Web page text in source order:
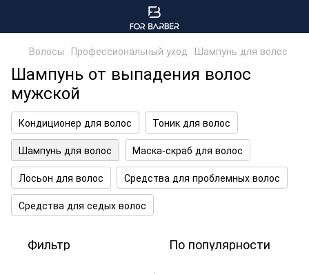
Волосы Профессиональный уход Шампунь для волос
Шампунь от выпадения волос
мужской
Кондиционер для волос
Тоник для волос
Шампунь для волос
Маска-скраб для волос
Лосьон для волос
Средства для проблемных волос
Средства для седых волос
Фильтр По популярности